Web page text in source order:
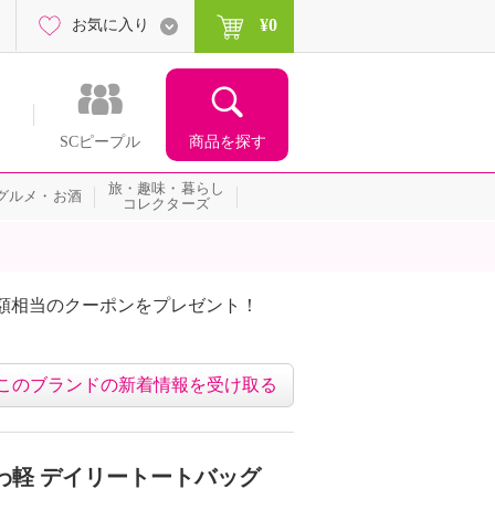
SCピープル 商品を探す
お気に入り ¥0
ルメ・お酒
旅・趣味・暮らし
コレクターズ
当のクーポンをプレゼント！
のブランドの新着情報を受け取る
軽 デイリートートバッグ